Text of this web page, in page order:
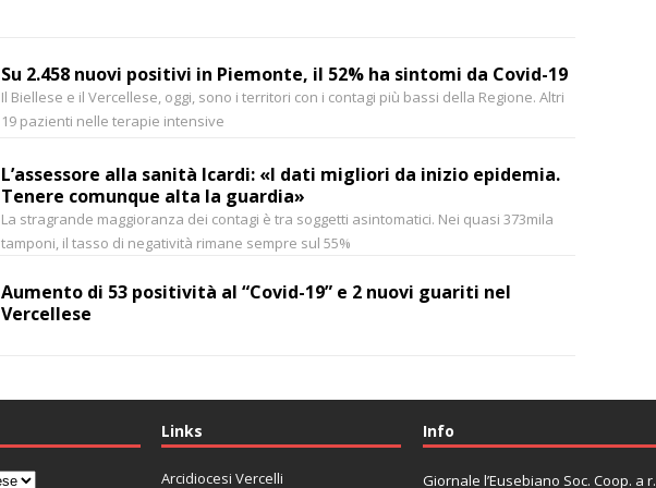
Su 2.458 nuovi positivi in Piemonte, il 52% ha sintomi da Covid-19
Il Biellese e il Vercellese, oggi, sono i territori con i contagi più bassi della Regione. Altri
19 pazienti nelle terapie intensive
L’assessore alla sanità Icardi: «I dati migliori da inizio epidemia.
Tenere comunque alta la guardia»
La stragrande maggioranza dei contagi è tra soggetti asintomatici. Nei quasi 373mila
tamponi, il tasso di negatività rimane sempre sul 55%
Aumento di 53 positività al “Covid-19” e 2 nuovi guariti nel
Vercellese
Links
Arcidiocesi Vercelli
Info
Giornale l’Eusebiano Soc. Coop. a